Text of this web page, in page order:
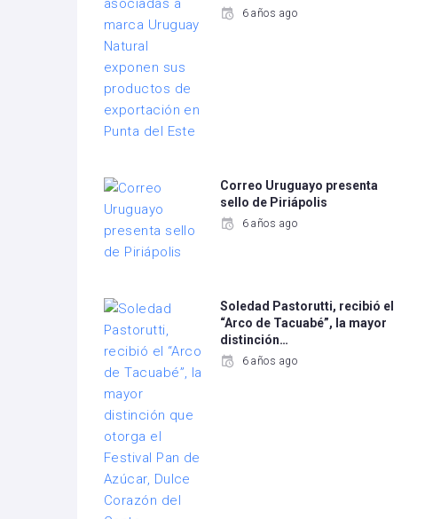
6 años ago
Correo Uruguayo presenta
sello de Piriápolis
6 años ago
Soledad Pastorutti, recibió el
“Arco de Tacuabé”, la mayor
distinción…
6 años ago